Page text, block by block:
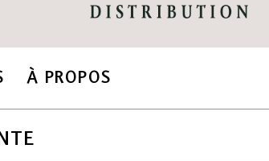
À PROPOS